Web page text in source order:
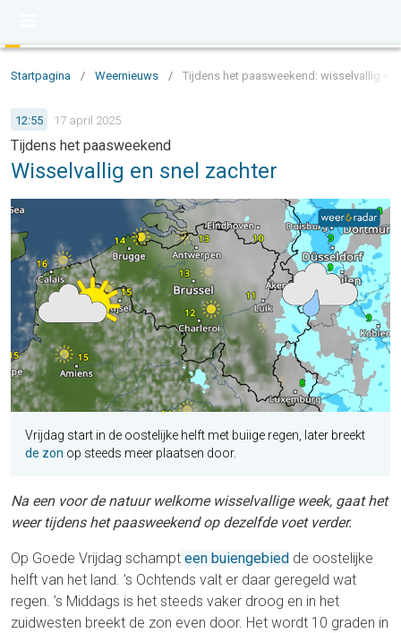
Startpagina / Weernieuws / Tijdens het paasweekend: wisselvallig en
12:55 17 april 2025
Tijdens het paasweekend
Wisselvallig en snel zachter
Vrijdag start in de oostelijke helft met buiige regen, later breekt
de zon op steeds meer plaatsen door.
Na een voor de natuur welkome wisselvallige week, gaat het
weer tijdens het paasweekend op dezelfde voet verder.
Op Goede Vrijdag schampt een buiengebied de oostelijke
helft van het land. ’s Ochtends valt er daar geregeld wat
regen. ’s Middags is het steeds vaker droog en in het
zuidwesten breekt de zon even door. Het wordt 10 graden in